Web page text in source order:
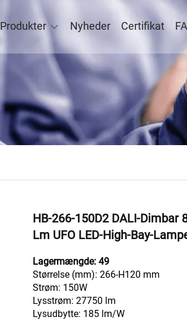
Produkter Nyheder Certifikat
HB-266-150D2 DALI-Dimbar
Lm UFO LED-High-Bay-
Lagermængde: 49
Størrelse (mm): 266-H120 mm
Strøm: 150W
Lysstrøm: 27750 lm
Lysudbytte: 185 lm/W